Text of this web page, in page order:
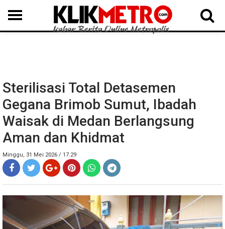
MEDAN LANGKAT DAIRI SAMOSIR TAPUT BATUBARA DELISERDANG
Sterilisasi Total Detasemen
Gegana Brimob Sumut, Ibadah
Waisak di Medan Berlangsung
Aman dan Khidmat
Minggu, 31 Mei 2026 / 17.29